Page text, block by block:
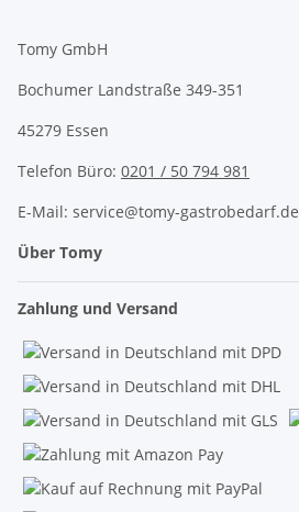
Tomy GmbH
Bochumer Landstraße 349-351
45279 Essen
Telefon Büro: 0201 / 50 794 981
E-Mail: service@tomy-gastrobedarf.de
Über Tomy
Zahlung und Versand